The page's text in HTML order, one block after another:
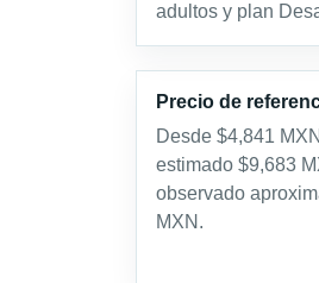
adultos y plan
Precio de
Desde $4,841
estimado $9,683
observado
MXN.